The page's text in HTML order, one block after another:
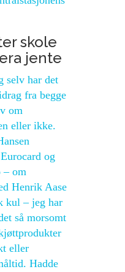
skole
jente
selv har det
fra begge
om
eller ikke.
og
– om
Henrik Aase
kul – jeg har
så morsomt
eller
Hadde